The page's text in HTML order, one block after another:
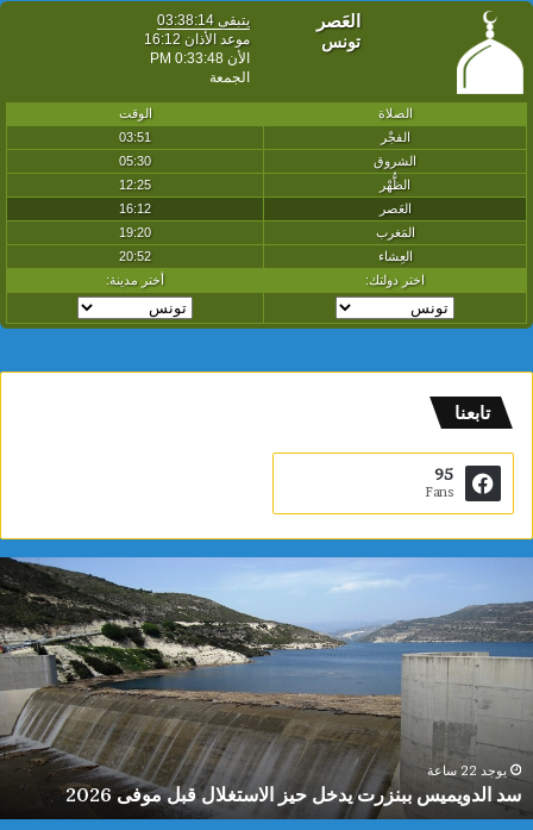
تابعنا
95
Fans
ا
ل
و
س
ب
يوجد 22 ساعة
سد الدويميس ببنزرت يدخل حيز الاستغلال قبل موفى 2026